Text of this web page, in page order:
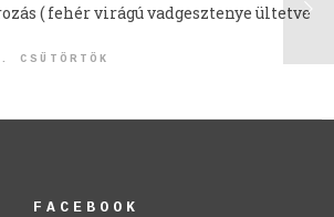
( fehér virágú vadgesztenye ültetve
FACEBOOK